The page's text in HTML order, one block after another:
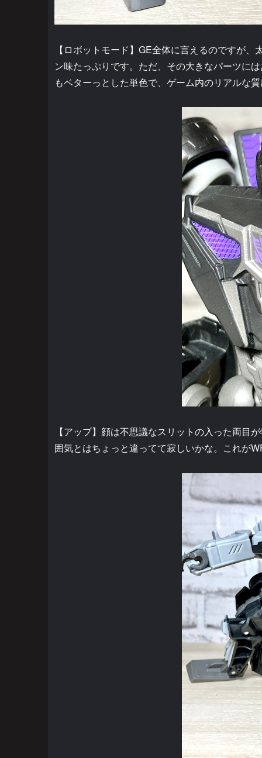
【ロボットモード】GE全体に言えるのですが
ン味たっぷりです。ただ、その大きなパーツに
もベターっとした単色で、ゲーム内のリアルな
【アップ】顔は不思議なスリットの入った両目
囲気とはちょっと違ってて寂しいかな。これが